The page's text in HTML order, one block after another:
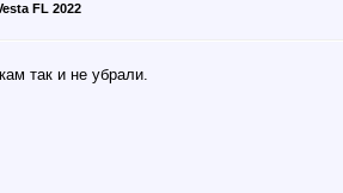
FL 2022
так и не убрали.